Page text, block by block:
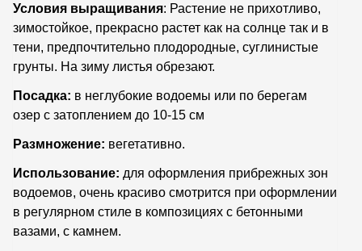
Условия выращивания: Растение не прихотливо,
зимостойкое, прекрасно растет как на солнце так и в
тени, предпочтительно плодородные, суглинистые
грунты. На зиму листья обрезают.
Посадка: в неглубокие водоемы или по берегам
озер с затоплением до 10-15 см
Размножение: вегетативно.
Использование: для оформления прибрежных зон
водоемов, очень красиво смотрится при оформлении
в регулярном стиле в композициях с бетонными
вазами, с камнем.